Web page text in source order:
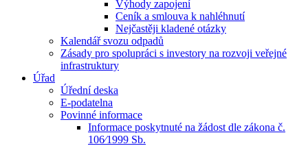
Výhody zapojení
Ceník a smlouva k nahléhnutí
Nejčastěji kladené otázky
Kalendář svozu odpadů
Zásady pro spolupráci s investory na rozvoji veřejné
infrastruktury
Úřad
Úřední deska
E-podatelna
Povinné informace
Informace poskytnuté na žádost dle zákona č.
106⁄1999 Sb.